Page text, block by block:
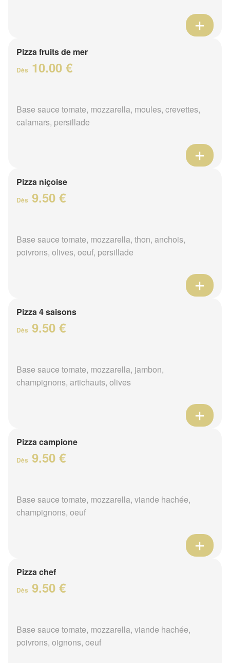
Pizza fruits de mer
Dès 10.00 €
Base sauce tomate, mozzarella, moules, crevettes,
calamars, persillade
Pizza niçoise
Dès 9.50 €
Base sauce tomate, mozzarella, thon, anchois,
poivrons, olives, oeuf, persillade
Pizza 4 saisons
Dès 9.50 €
Base sauce tomate, mozzarella, jambon,
champignons, artichauts, olives
Pizza campione
Dès 9.50 €
Base sauce tomate, mozzarella, viande hachée,
champignons, oeuf
Pizza chef
Dès 9.50 €
Base sauce tomate, mozzarella, viande hachée,
poivrons, oignons, oeuf